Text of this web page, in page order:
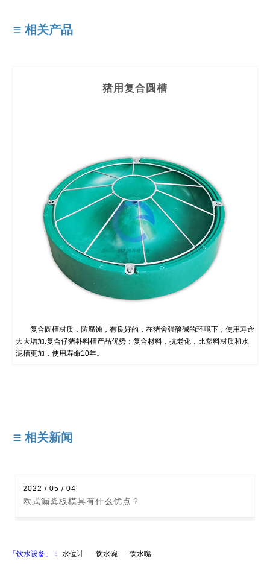
相关产品
猪用复合圆槽
复合圆槽材质，防腐蚀，有良好的，在猪舍强酸碱的环境下，使用寿命
大大增加.复合仔猪补料槽产品优势：复合材料，抗老化，比塑料材质和水
泥槽更加，使用寿命10年。
相关新闻
2022 / 05 / 04
欧式漏粪板模具有什么优点？
「饮水设备」： 水位计 饮水碗
饮水嘴